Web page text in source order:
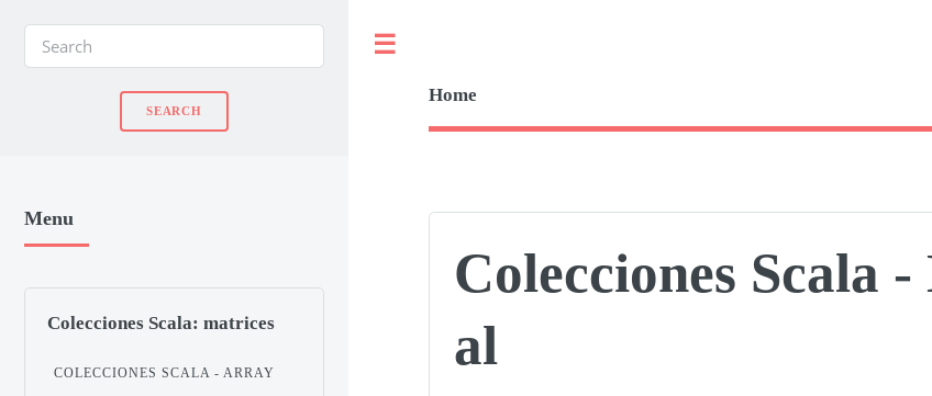
Home
Colecciones Scala
al
Menu
Colecciones Scala: matrices
COLECCIONES SCALA - ARRAY